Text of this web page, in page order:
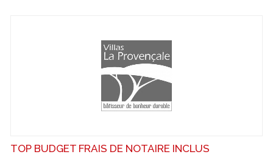
TOP BUDGET FRAIS DE NOTAIRE INCLUS